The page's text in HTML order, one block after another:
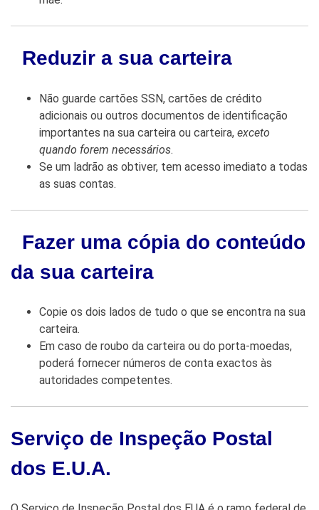
Reduzir a sua carteira
Não guarde cartões SSN, cartões de crédito
adicionais ou outros documentos de identificação
importantes na sua carteira ou carteira, exceto
quando forem necessários.
Se um ladrão as obtiver, tem acesso imediato a todas
as suas contas.
Fazer uma cópia do conteúdo
da sua carteira
Copie os dois lados de tudo o que se encontra na sua
carteira.
Em caso de roubo da carteira ou do porta-moedas,
poderá fornecer números de conta exactos às
autoridades competentes.
Serviço de Inspeção Postal
dos E.U.A.